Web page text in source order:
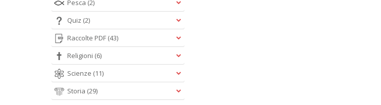
Pesca (2)
Quiz (2)
Raccolte PDF (43)
Religioni (6)
Scienze (11)
Storia (29)